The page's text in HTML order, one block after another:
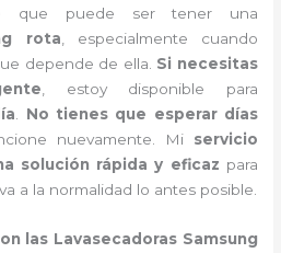
que puede ser tener una
rota , especialmente cuando
depende de ella. Si necesitas
, estoy disponible para
No tienes que esperar días
nuevamente. Mi servicio
solución rápida y eficaz para
a la normalidad lo antes posible.
las Lavasecadoras Samsung